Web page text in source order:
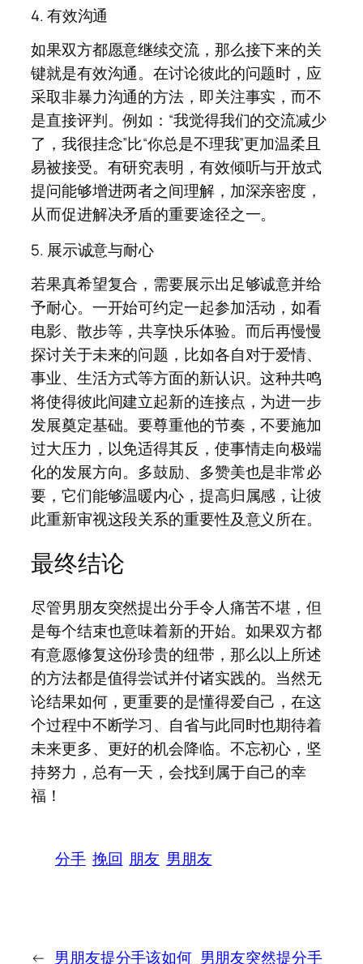
4. 有效沟通
如果双方都愿意继续交流，那么接下来的关
键就是有效沟通。在讨论彼此的问题时，应
采取非暴力沟通的方法，即关注事实，而不
是直接评判。例如：“我觉得我们的交流减少
了，我很挂念”比“你总是不理我”更加温柔且
易被接受。有研究表明，有效倾听与开放式
提问能够增进两者之间理解，加深亲密度，
从而促进解决矛盾的重要途径之一。
5. 展示诚意与耐心
若果真希望复合，需要展示出足够诚意并给
予耐心。一开始可约定一起参加活动，如看
电影、散步等，共享快乐体验。而后再慢慢
探讨关于未来的问题，比如各自对于爱情、
事业、生活方式等方面的新认识。这种共鸣
将使得彼此间建立起新的连接点，为进一步
发展奠定基础。要尊重他的节奏，不要施加
过大压力，以免适得其反，使事情走向极端
化的发展方向。多鼓励、多赞美也是非常必
要，它们能够温暖内心，提高归属感，让彼
此重新审视这段关系的重要性及意义所在。
最终结论
尽管男朋友突然提出分手令人痛苦不堪，但
是每个结束也意味着新的开始。如果双方都
有意愿修复这份珍贵的纽带，那么以上所述
的方法都是值得尝试并付诸实践的。当然无
论结果如何，更重要的是懂得爱自己，在这
个过程中不断学习、自省与此同时也期待着
未来更多、更好的机会降临。不忘初心，坚
持努力，总有一天，会找到属于自己的幸
福！
分手 挽回 朋友 男朋友
← 男朋友提分手该如何 男朋友突然提分手